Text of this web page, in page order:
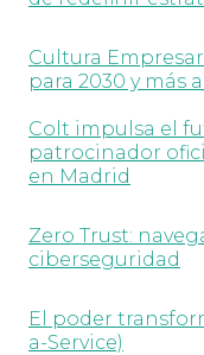
Cultura
para 2030 y más
Colt impulsa el
patrocinador
en Madrid
Zero Trust:
ciberseguridad
El poder
a-Service)